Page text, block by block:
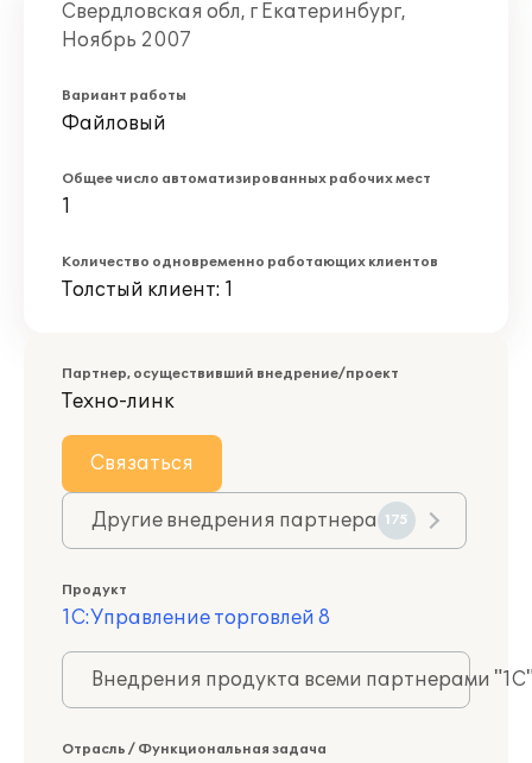
Свердловская обл, г Екатеринбург,
Ноябрь 2007
Вариант работы
Файловый
Общее число автоматизированных рабочих мест
1
Количество одновременно работающих клиентов
Толстый клиент: 1
Партнер, осуществивший внедрение/проект
Техно-линк
Связаться
Другие внедрения партнера 175
Продукт
1С:Управление торговлей 8
Внедрения продукта всеми партнерами
Отрасль / Функциональная задача